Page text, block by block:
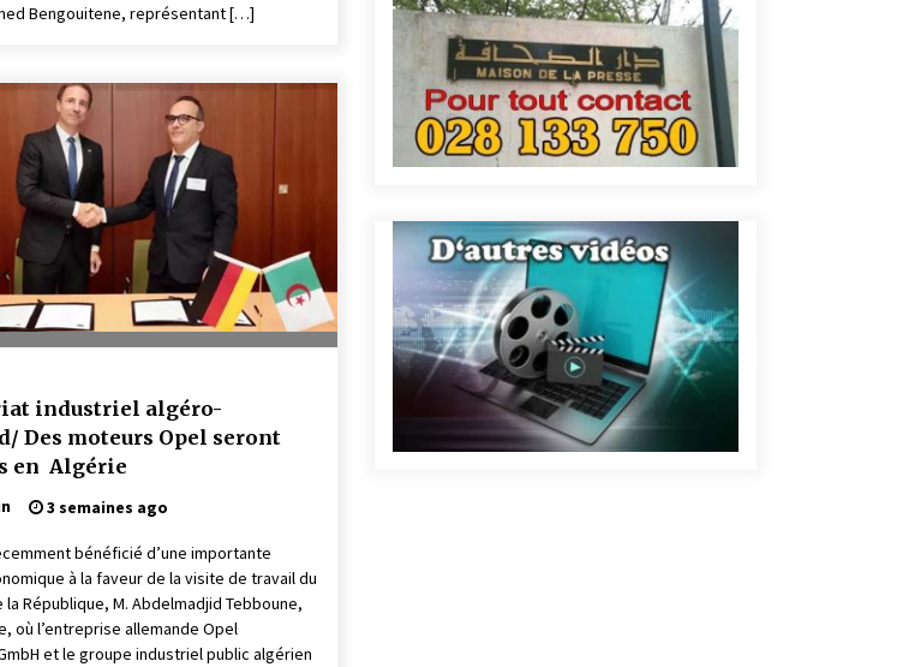
Bengouitene, représentant […]
industriel algéro-
en Algérie
3 semaines ago
bénéficié d’une importante
à la faveur de la visite de travail du
République, M. Abdelmadjid Tebboune,
où l’entreprise allemande Opel
et le groupe industriel public algérien